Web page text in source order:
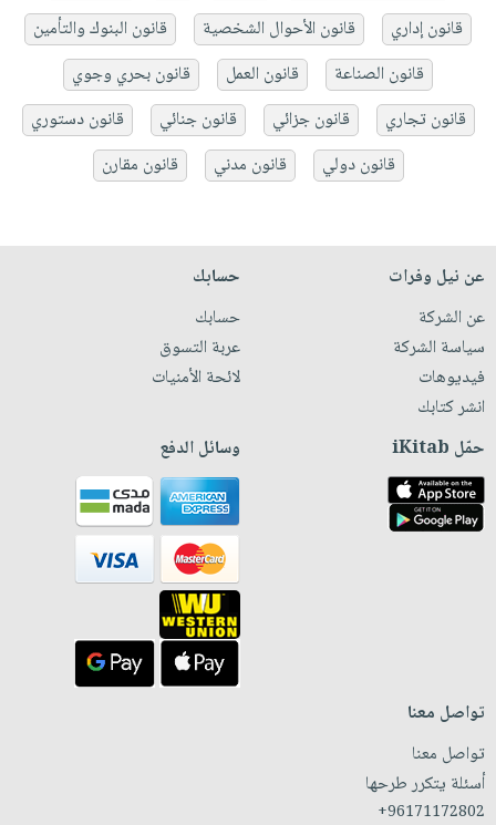
قانون إداري
قانون الأحوال الشخصية
قانون البنوك والتأمين
قانون الصناعة
قانون العمل
قانون بحري وجوي
قانون تجاري
قانون جزائي قانون جنائي
قانون دستوري
قانون دولي
قانون مدني قانون مقارن
عن نيل وفرات
عن الشركة
سياسة الشركة
فيديوهات
انشر كتابك
حسابك
حسابك
عربة التسوق
لائحة الأمنيات
حمّل iKitab وسائل الدفع
تواصل معنا
تواصل معنا
أسئلة يتكرر طرحها
+96171172802